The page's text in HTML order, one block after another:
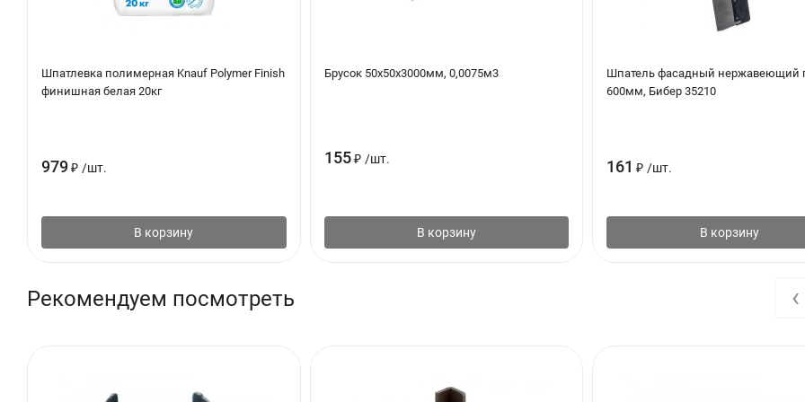
Шпатлевка полимерная Knauf Polymer Finish
финишная белая 20кг
979₽ /шт.
В корзину
Брусок 50х50х3000мм, 0,0075м3
155 ₽ /шт.
В корзину
Шпатель фасадный нержавеющий
600мм, Бибер 35210
161 ₽ /шт.
В корзину
Рекомендуем посмотреть ‹